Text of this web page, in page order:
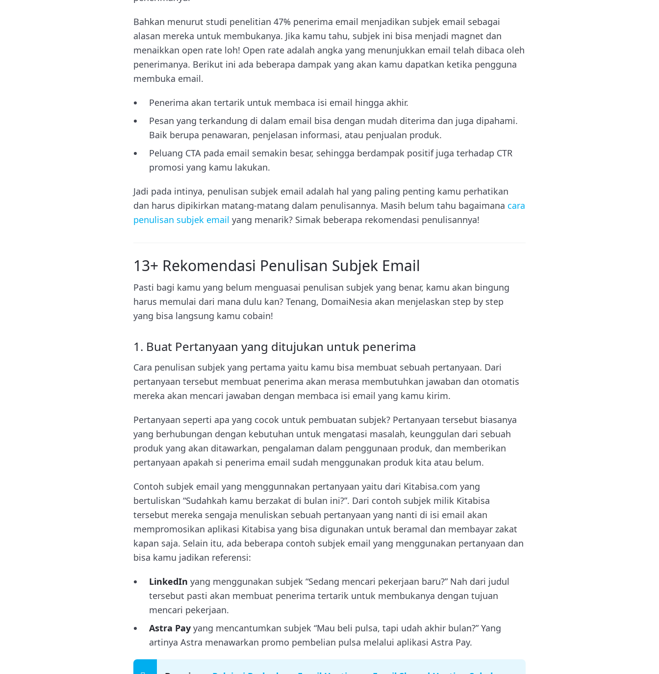
Bahkan menurut studi penelitian 47% penerima email menjadikan subjek email sebagai
alasan mereka untuk membukanya. Jika kamu tahu, subjek ini bisa menjadi magnet dan
menaikkan open rate loh! Open rate adalah angka yang menunjukkan email telah dibaca oleh
penerimanya. Berikut ini ada beberapa dampak yang akan kamu dapatkan ketika pengguna
membuka email.
Penerima akan tertarik untuk membaca isi email hingga akhir.
Pesan yang terkandung di dalam email bisa dengan mudah diterima dan juga dipahami.
Baik berupa penawaran, penjelasan informasi, atau penjualan produk.
Peluang CTA pada email semakin besar, sehingga berdampak positif juga terhadap CTR
promosi yang kamu lakukan.
Jadi pada intinya, penulisan subjek email adalah hal yang paling penting kamu perhatikan
dan harus dipikirkan matang-matang dalam penulisannya. Masih belum tahu bagaimana cara
penulisan subjek email yang menarik? Simak beberapa rekomendasi penulisannya!
13+ Rekomendasi Penulisan Subjek Email
Pasti bagi kamu yang belum menguasai penulisan subjek yang benar, kamu akan bingung
harus memulai dari mana dulu kan? Tenang, DomaiNesia akan menjelaskan step by step
yang bisa langsung kamu cobain!
1. Buat Pertanyaan yang ditujukan untuk penerima
Cara penulisan subjek yang pertama yaitu kamu bisa membuat sebuah pertanyaan. Dari
pertanyaan tersebut membuat penerima akan merasa membutuhkan jawaban dan otomatis
mereka akan mencari jawaban dengan membaca isi email yang kamu kirim.
Pertanyaan seperti apa yang cocok untuk pembuatan subjek? Pertanyaan tersebut biasanya
yang berhubungan dengan kebutuhan untuk mengatasi masalah, keunggulan dari sebuah
produk yang akan ditawarkan, pengalaman dalam penggunaan produk, dan memberikan
pertanyaan apakah si penerima email sudah menggunakan produk kita atau belum.
Contoh subjek email yang menggunnakan pertanyaan yaitu dari Kitabisa.com yang
bertuliskan “Sudahkah kamu berzakat di bulan ini?”. Dari contoh subjek milik Kitabisa
tersebut mereka sengaja menuliskan sebuah pertanyaan yang nanti di isi email akan
mempromosikan aplikasi Kitabisa yang bisa digunakan untuk beramal dan membayar zakat
kapan saja. Selain itu, ada beberapa contoh subjek email yang menggunakan pertanyaan dan
bisa kamu jadikan referensi:
LinkedIn yang menggunakan subjek “Sedang mencari pekerjaan baru?” Nah dari judul
tersebut pasti akan membuat penerima tertarik untuk membukanya dengan tujuan
mencari pekerjaan.
Astra Pay yang mencantumkan subjek “Mau beli pulsa, tapi udah akhir bulan?” Yang
artinya Astra menawarkan promo pembelian pulsa melalui aplikasi Astra Pay.